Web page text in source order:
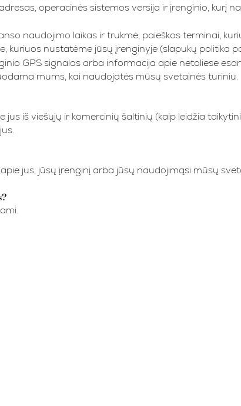
operacinės sistemos versija ir įrenginio, kurį
naudojimo laikas ir trukmė, paieškos terminai,
kuriuos nustatėme jūsų įrenginyje (slapukų politika
GPS signalas arba informacija apie netoliese
mums, kai naudojatės mūsų svetainės turiniu.
iš viešųjų ir komercinių šaltinių (kaip leidžia
jus, jūsų įrenginį arba jūsų naudojimąsi mūsų